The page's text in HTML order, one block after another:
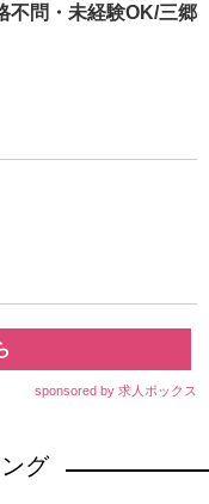
不問・未経験OK/三郷
sponsored by 求人ボックス
グ